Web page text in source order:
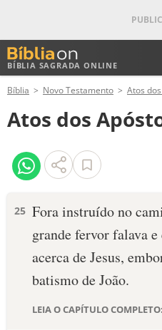
BÍBLIA SAGRADA ONLINE
ANTIGO TESTAMENTO
NOVO TESTAMENTO
VERSÍCULOS
PALAVRA DO DIA
SALMO DO DIA
DEVOCIONAL DIÁRIO
Bíblia Novo Testamento Atos
Atos dos
25 Fora instruído no
grande fervor falava
acerca de Jesus,
batismo de João.
LEIA O CAPÍTULO COMPLETO: